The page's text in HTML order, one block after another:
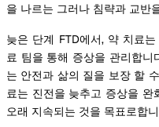
을 나르는 그러나 침략과 교반
늦은 단계 FTD에서, 약 치료
료 팀을 통해 증상을 관리합
는 안전과 삶의 질을 보장 할
료는 진전을 늦추고 증상을
오래 지속되는 것을 목표로합